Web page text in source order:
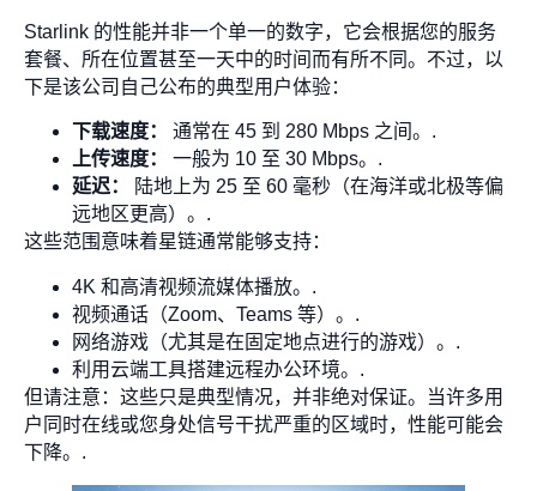
Starlink 的性能并非一个单一的数字，它会根据您的服务
套餐、所在位置甚至一天中的时间而有所不同。不过，以
下是该公司自己公布的典型用户体验：
下载速度：
通常在 45 到 280 Mbps 之间。.
上传速度：
一般为 10 至 30 Mbps。.
延迟：
陆地上为 25 至 60 毫秒（在海洋或北极等偏
远地区更高）。.
这些范围意味着星链通常能够支持：
4K 和高清视频流媒体播放。.
视频通话（Zoom、Teams 等）。.
网络游戏（尤其是在固定地点进行的游戏）。.
利用云端工具搭建远程办公环境。.
但请注意：这些只是典型情况，并非绝对保证。当许多用
户同时在线或您身处信号干扰严重的区域时，性能可能会
下降。.